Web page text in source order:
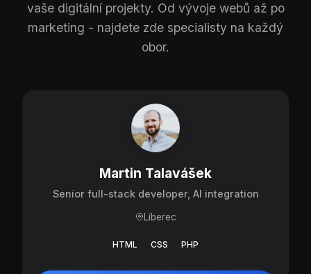
vaše digitální projekty. Od vývoje webů až po
marketing - najdete zde specialisty na každý
obor.
Martin Talavášek
Senior full-stack developer, AI integration
Liberec
HTML CSS PHP